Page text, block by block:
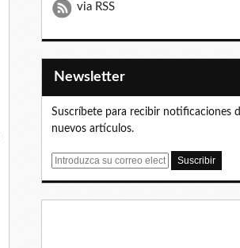
via RSS
Newsletter
Suscríbete para recibir notificaciones
nuevos artículos.
E